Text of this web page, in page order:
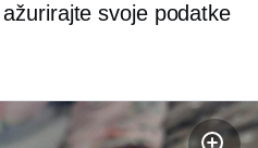
svoje podatke